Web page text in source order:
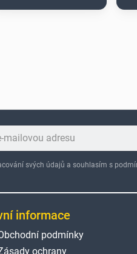
svých údajů a souhlasím s
informace
podmínky
ochrany